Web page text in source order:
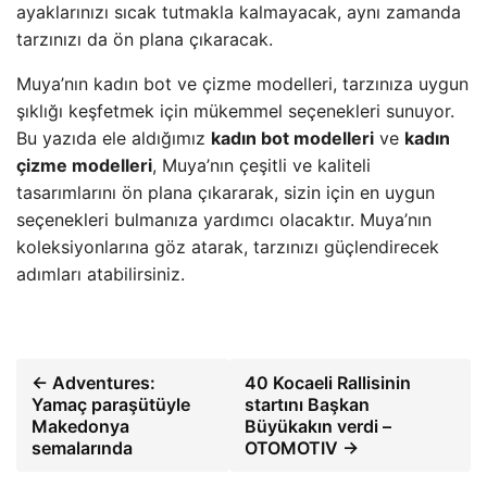
ayaklarınızı sıcak tutmakla kalmayacak, aynı zamanda
tarzınızı da ön plana çıkaracak.
Muya’nın kadın bot ve çizme modelleri, tarzınıza uygun
şıklığı keşfetmek için mükemmel seçenekleri sunuyor.
Bu yazıda ele aldığımız kadın bot modelleri ve kadın
çizme modelleri, Muya’nın çeşitli ve kaliteli
tasarımlarını ön plana çıkararak, sizin için en uygun
seçenekleri bulmanıza yardımcı olacaktır. Muya’nın
koleksiyonlarına göz atarak, tarzınızı güçlendirecek
adımları atabilirsiniz.
← Adventures:
Yamaç paraşütüyle
Makedonya
semalarında
40 Kocaeli Rallisinin
startını Başkan
Büyükakın verdi –
OTOMOTIV →